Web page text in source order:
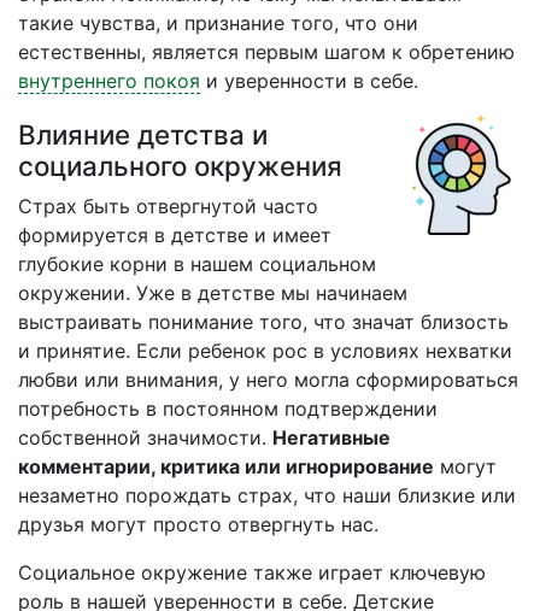
такие чувства, и признание того, что они
естественны, является первым шагом к обретению
внутреннего покоя и уверенности в себе.
Влияние детства и
социального окружения
Страх быть отвергнутой часто
формируется в детстве и имеет
глубокие корни в нашем социальном
окружении. Уже в детстве мы начинаем
выстраивать понимание того, что значат близость
и принятие. Если ребенок рос в условиях нехватки
любви или внимания, у него могла сформироваться
потребность в постоянном подтверждении
собственной значимости. Негативные
комментарии, критика или игнорирование могут
незаметно порождать страх, что наши близкие или
друзья могут просто отвергнуть нас.
Социальное окружение также играет ключевую
роль в нашей уверенности в себе. Детские